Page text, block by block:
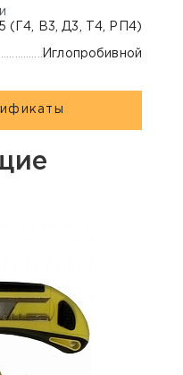
(Г4, В3, Д3, Т4, РП4)
Иглопробивной